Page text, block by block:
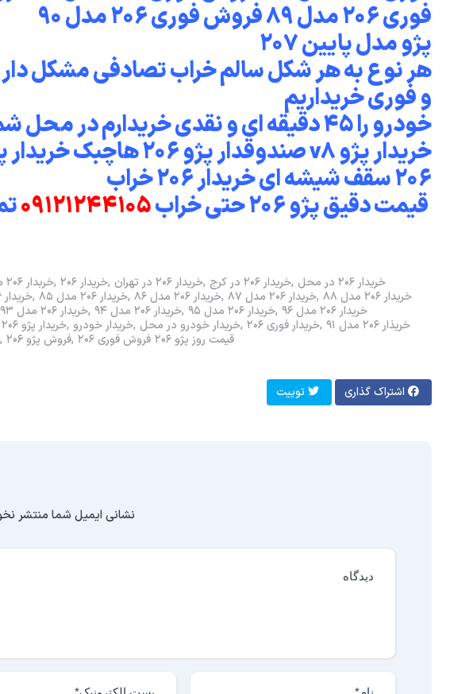
فوری ۲۰۶ مدل ۸۹ فروش فوری ۲۰۶ مدل ۹۰
۲۰۷ پژو مدل پایین
هر نوع به هر شکل سالم خراب تصادفی مشکل
و فوری خریداریم
۲۰۶ سقف شیشه ای خریدار ۲۰۶ خراب
قیمت دقیق پژو ۲۰۶ حتی خراب
۰۹۱۲۱۲۴۴۱۰۵
خربدار ۲۰۶ مدل ۸۳ خریدار ۲۰۶ خریدار ۲۰۶ در تهران خریدار ۲۰۶ در کرج
خریدار ۲۰۶ در محل
خریدار ۲۰۶ مدل ۸۴ خریدار ۲۰۶ مدل ۸۵ خریدار ۲۰۶ مدل ۸۶ خریدار ۲۰۶ مدل ۸۷
خریدار ۲۰۶ مدل ۸۸
خریدار ۲۰۶ مدل ۹۳ خریدار ۲۰۶ مدل ۹۴ خریدار ۲۰۶ مدل ۹۵
خریدار ۲۰۶ مدل ۹۶
خریدار پژو ۲۰۶ خریدار خودرو خریدار خودرو در محل خریدار فوری ۲۰۶
خریذار ۲۰۶ مدل ۹۱
فروش پژو ۲۰۶ فروش فوری ۲۰۶ قیمت روز پژو ۲۰۶
اشتراک گذاری توییت
نشانی ایمیل شما منتشر